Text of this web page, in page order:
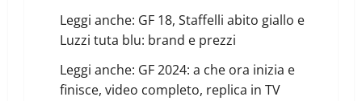
Leggi anche: GF 18, Staffelli abito giallo e
Luzzi tuta blu: brand e prezzi
Leggi anche: GF 2024: a che ora inizia e
finisce, video completo, replica in TV